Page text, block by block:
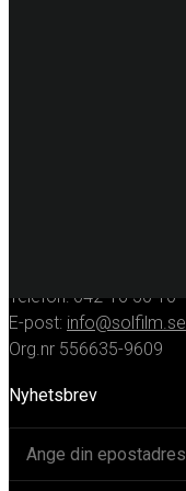
Telefon: 042-16 50 10
E-post: info@solfilm.se
Org.nr 556635-9609
Nyhetsbrev